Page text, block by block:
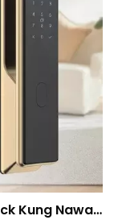
Gumagana ba ang Mga Smart Lock Kung Nawalan ng kuryente